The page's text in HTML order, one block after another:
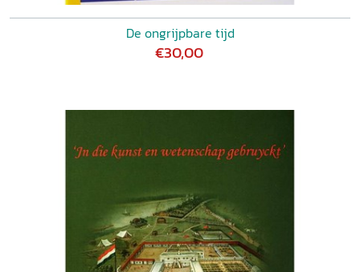
De ongrijpbare tijd
€30,00